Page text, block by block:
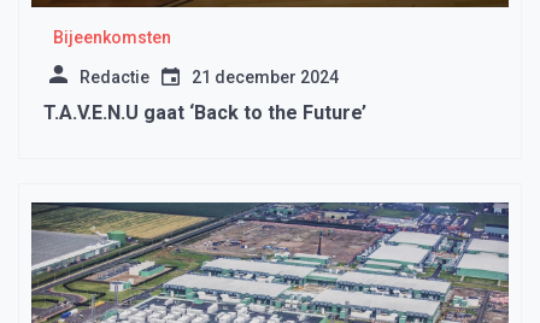
Bijeenkomsten
Redactie 21 december 2024
T.A.V.E.N.U gaat ‘Back to the Future’